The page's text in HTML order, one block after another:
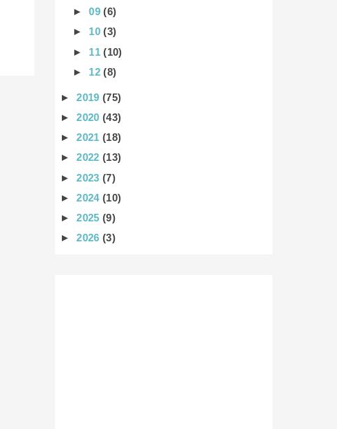
►09(6)
► 10(3)
► 11(10)
► 12(8)
►2019(75)
►2020(43)
►2021(18)
►2022(13)
►2023(7)
►2024(10)
►2025(9)
►2026(3)